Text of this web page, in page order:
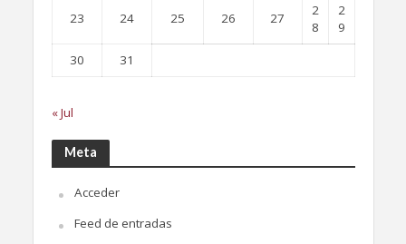
23 24 25 26 27
2
8
2
9
30
31
« Jul
Meta
Acceder
Feed de entradas